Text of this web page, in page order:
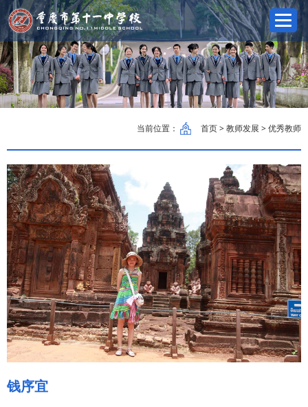
当前位置： 首页> 教师发展 > 优秀教师
钱序宜